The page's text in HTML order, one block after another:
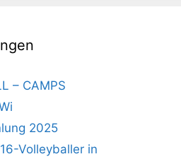
– CAMPS
2025
Volleyballer in